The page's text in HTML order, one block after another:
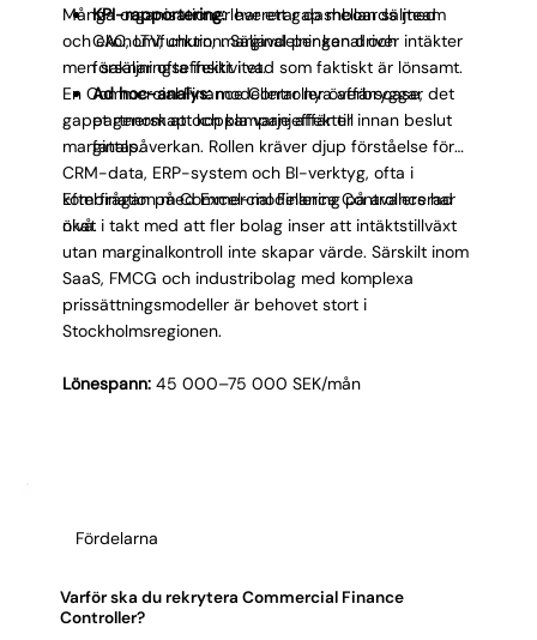
KPI-rapportering:levererar dashboards med
CAC, LTV, churn, marginal per kanal och
försäljningseffektivitet.
Ad hoc-analys:modellerar nya affärscase,
partnerskap och kampanjeffekter innan beslut
fattas.
Många organisationer har ett gap mellan säljteam
och ekonomifunktion. Säljavdelningen driver intäkter
men saknar ofta insikt i vad som faktiskt är lönsamt.
En Commercial Finance Controller överbryggar det
gapet genom att koppla varje affär till
marginalpåverkan. Rollen kräver djup förståelse för
CRM-data, ERP-system och BI-verktyg, ofta i
kombination med Excel-modellering på avancerad
nivå.
Efterfrågan på Commercial Finance Controllers har
ökat i takt med att fler bolag inser att intäktstillväxt
utan marginalkontroll inte skapar värde. Särskilt inom
SaaS, FMCG och industribolag med komplexa
prissättningsmodeller är behovet stort i
Stockholmsregionen.
Lönespann:45 000–75 000 SEK/mån
Fördelarna
Varför ska du rekrytera Commercial Finance
Controller?